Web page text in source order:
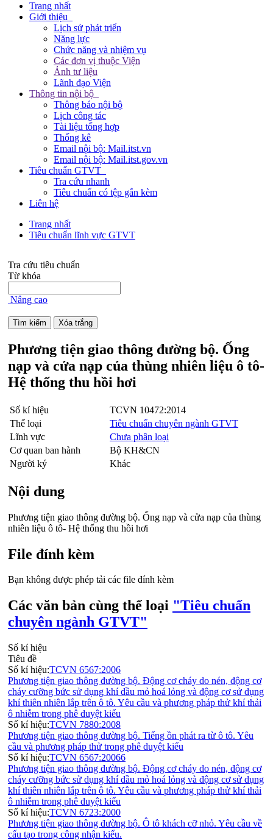
Trang nhất
Giới thiệu
Lịch sử phát triển
Năng lực
Chức năng và nhiệm vụ
Các đơn vị thuộc Viện
Ảnh tư liệu
Lãnh đạo Viện
Thông tin nội bộ
Thông báo nội bộ
Lịch công tác
Tài liệu tổng hợp
Thống kê
Email nội bộ: Mail.itst.vn
Email nội bộ: Mail.itst.gov.vn
Tiêu chuẩn GTVT
Tra cứu nhanh
Tiêu chuẩn có tệp gắn kèm
Liên hệ
Trang nhất
Tiêu chuẩn lĩnh vực GTVT
Tra cứu tiêu chuẩn
Từ khóa
Nâng cao
Phương tiện giao thông đường bộ. Ống
nạp và cửa nạp của thùng nhiên liệu ô tô-
Hệ thống thu hồi hơi
Số kí hiệu
TCVN 10472:2014
Thể loại
Tiêu chuẩn chuyên ngành GTVT
Lĩnh vực
Chưa phân loại
Cơ quan ban hành
Bộ KH&CN
Người ký
Khác
Nội dung
Phương tiện giao thông đường bộ. Ống nạp và cửa nạp của thùng
nhiên liệu ô tô- Hệ thống thu hồi hơi
File đính kèm
Bạn không được phép tải các file đính kèm
Các văn bản cùng thể loại "Tiêu chuẩn
chuyên ngành GTVT"
Số kí hiệu
Tiêu đề
Số kí hiệu:TCVN 6567:2006
Phương tiện giao thông đường bộ. Động cơ cháy do nén, động cơ
cháy cưỡng bức sử dụng khí dầu mỏ hoá lỏng và động cơ sử dụng
khí thiên nhiên lắp trên ô tô. Yêu cầu và phương pháp thử khí thải
ô nhiễm trong phê duyệt kiểu
Số kí hiệu:TCVN 7880:2008
Phương tiện giao thông đường bộ. Tiếng ồn phát ra từ ô tô. Yêu
cầu và phương pháp thử trong phê duyệt kiểu
Số kí hiệu:TCVN 6567:20066
Phương tiện giao thông đường bộ. Động cơ cháy do nén, động cơ
cháy cưỡng bức sử dụng khí dầu mỏ hoá lỏng và động cơ sử dụng
khí thiên nhiên lắp trên ô tô. Yêu cầu và phương pháp thử khí thải
ô nhiễm trong phê duyệt kiểu
Số kí hiệu:TCVN 6723:2000
Phương tiện giao thông đường bộ. Ô tô khách cỡ nhỏ. Yêu cầu về
cấu tạo trong công nhận kiểu.